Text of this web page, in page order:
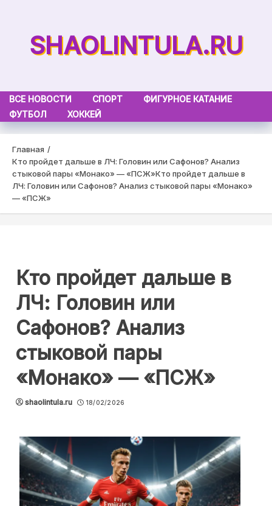
contentSHAOLINTULA.RU
ВСЕ НОВОСТИ СПОРТ
ФИГУРНОЕ КАТАНИЕ
ФУТБОЛ
ХОККЕЙ
Главная
Кто пройдет дальше в ЛЧ: Головин или Сафонов? Анализ
стыковой пары «Монако» — «ПСЖ»Кто пройдет дальше в
ЛЧ: Головин или Сафонов? Анализ стыковой пары «Монако»
— «ПСЖ»
Кто пройдет дальше в
ЛЧ: Головин или
Сафонов? Анализ
стыковой пары
«Монако» — «ПСЖ»
shaolintula.ru 18/02/2026